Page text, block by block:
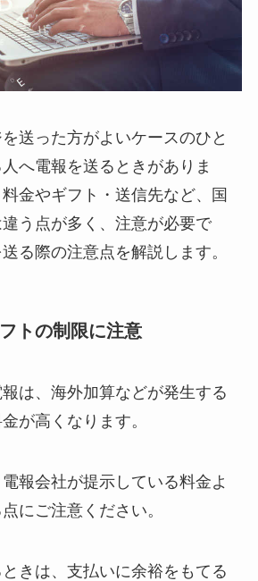
ク
ブドフラワー
花
ット
ローソク付き弔電
送った方がよいケースのひと
へ電報を送るときがありま
金やギフト・送信先など、国
う点が多く、注意が必要で
る際の注意点を解説します。
トの制限に注意
は、海外加算などが発生する
が高くなります。
報会社が提示している料金よ
にご注意ください。
きは、支払いに余裕をもてる